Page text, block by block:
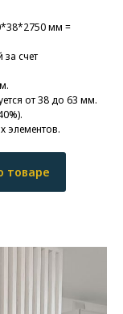
мм =
счет
от 38 до 63 мм.
элементов.
товаре